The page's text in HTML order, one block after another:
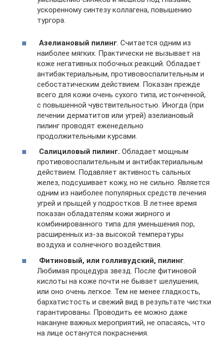
ускоренному синтезу коллагена, повышению
тургора.
Азелиановый пилинг. Считается одним из
наиболее мягких. Практически не вызывает на
коже негативных побочных реакций. Обладает
антибактериальным, противовоспалительным и
себостатическим действием. Показан прежде
всего для кожи очень сухого типа, истонченной,
с повышенной чувствительностью. Иногда (при
лечении дерматитов или угрей) азелиановый
пилинг проводят еженедельно
продолжительными курсами.
Салициловый пилинг. Обладает мощным
противовоспалительным и антибактериальным
действием. Подавляет активность сальных
желез, подсушивает кожу, но не сильно. Является
одним из наиболее популярных средств лечения
угрей и прыщей у подростков. В летнее время
показан обладателям кожи жирного и
комбинированного типа для уменьшения пор,
расширенных из-за высокой температуры
воздуха и солнечного воздействия.
Фитиновый, или голливудский, пилинг.
Любимая процедура звезд. После фитиновой
кислоты на коже почти не бывает шелушения,
или оно очень легкое. Тем не менее гладкость,
бархатистость и свежий вид в результате чистки
гарантированы. Проводить ее можно даже
накануне важных мероприятий, не опасаясь, что
на лице останутся покраснения.